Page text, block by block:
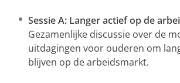
Sessie A: Langer actief op de
Gezamenlijke discussie over de
uitdagingen voor ouderen om
blijven op de arbeidsmarkt.